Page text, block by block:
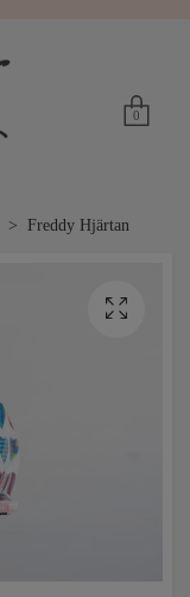
0
Freddy Hjärtan